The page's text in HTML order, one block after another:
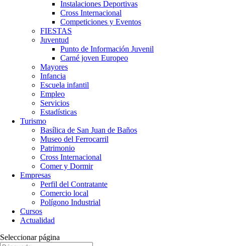
Instalaciones Deportivas
Cross Internacional
Competiciones y Eventos
FIESTAS
Juventud
Punto de Información Juvenil
Carné joven Europeo
Mayores
Infancia
Escuela infantil
Empleo
Servicios
Estadísticas
Turismo
Basílica de San Juan de Baños
Museo del Ferrocarril
Patrimonio
Cross Internacional
Comer y Dormir
Empresas
Perfil del Contratante
Comercio local
Polígono Industrial
Cursos
Actualidad
Seleccionar página